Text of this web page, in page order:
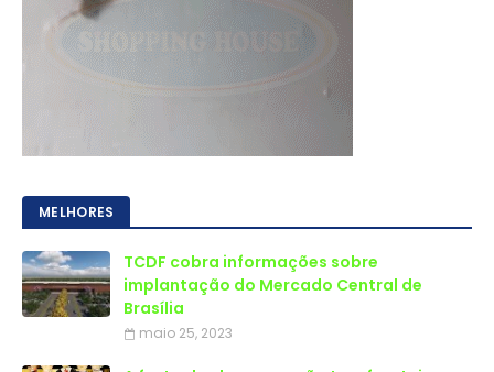
MELHORES
TCDF cobra informações sobre
implantação do Mercado Central de
Brasília
maio 25, 2023